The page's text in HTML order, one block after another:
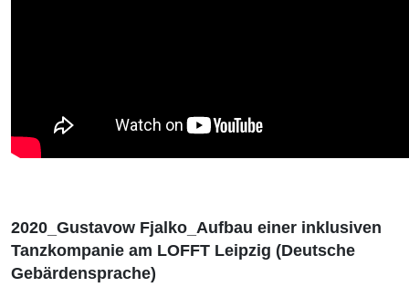
2020_Gustavow Fjalko_Aufbau einer inklusiven
Tanzkompanie am LOFFT Leipzig (Deutsche
Gebärdensprache)